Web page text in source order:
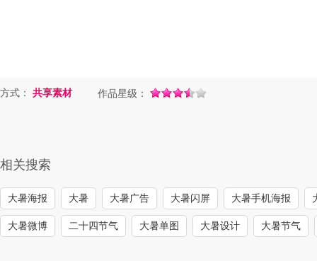
方式： 共享素材 作品星级：
相关搜索
大暑海报 大暑 大暑广告 大暑闪屏 大暑手机海报
大暑微博 二十四节气 大暑单图 大暑设计 大暑节气